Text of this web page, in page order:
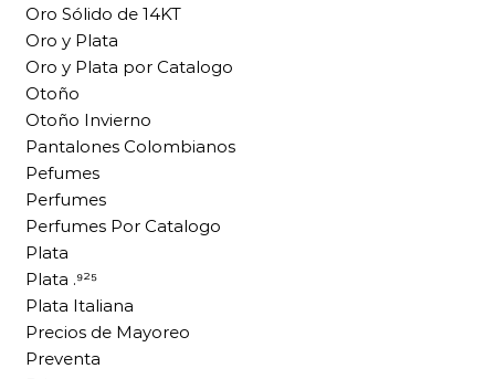
Oro Sólido de 14KT
Oro y Plata
Oro y Plata por Catalogo
Otoño
Otoño Invierno
Pantalones Colombianos
Pefumes
Perfumes
Perfumes Por Catalogo
Plata
Plata .⁹²⁵
Plata Italiana
Precios de Mayoreo
Preventa